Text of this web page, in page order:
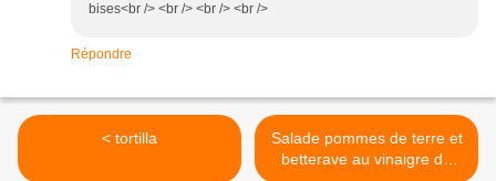
bises<br /> <br /> <br /> <br />
Répondre
< tortilla
Salade pommes de terre et
betterave au vinaigre de